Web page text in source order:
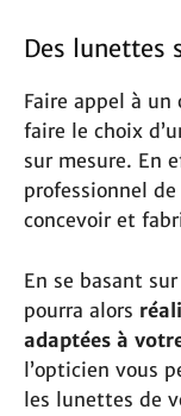
Des lunettes
Faire appel à
faire le choix
sur mesure. En
professionnel
concevoir et
En se basant
pourra alors
adaptées à
l’opticien vous
les lunettes de